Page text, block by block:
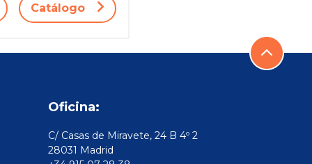
Catálogo
Oficina:
C/ Casas de Miravete, 24 B 4º 2
28031 Madrid